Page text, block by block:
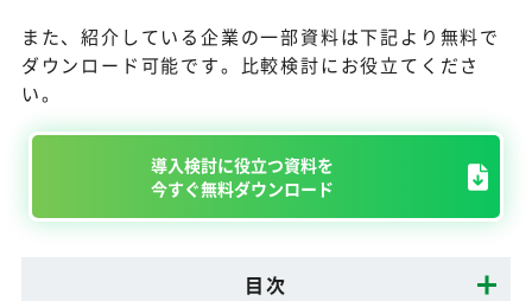
また、紹介している企業の一部資料は下記より無料で
ダウンロード可能です。比較検討にお役立てくださ
い。
導入検討に役立つ資料を
今すぐ無料ダウンロード
目次